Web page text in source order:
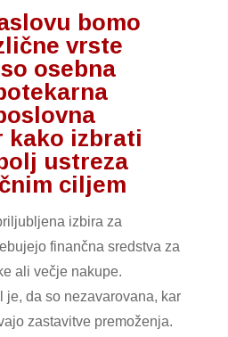
bomo
vrste
osebna
kako izbrati
ustreza
ciljem
izbira za
finančna sredstva za
ali večje nakupe.
je, da so nezavarovana, kar
zastavitve premoženja.